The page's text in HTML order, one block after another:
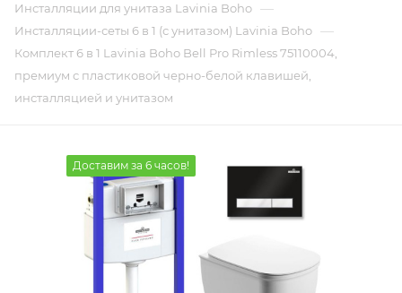
Инсталляции для унитаза Lavinia Boho —
Инсталляции-сеты 6 в 1 (с унитазом) Lavinia Boho —
Комплект 6 в 1 Lavinia Boho Bell Pro Rimless 75110004,
премиум с пластиковой черно-белой клавишей,
инсталляцией и унитазом
Доставим за 6 часов!